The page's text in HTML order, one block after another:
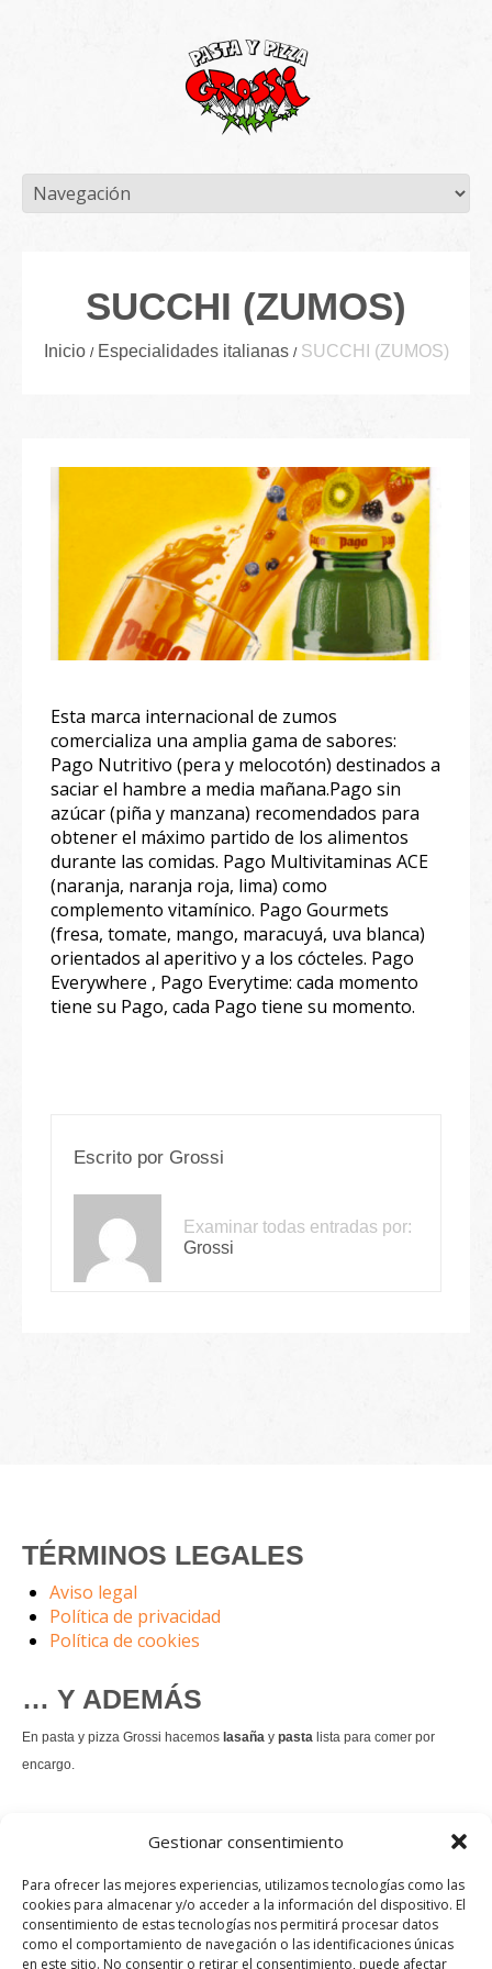
Gestionar consentimiento
Para ofrecer las mejores experiencias, utilizamos tecnologías como las
cookies para almacenar y/o acceder a la información del dispositivo. El
consentimiento de estas tecnologías nos permitirá procesar datos
como el comportamiento de navegación o las identificaciones únicas
en este sitio. No consentir o retirar el consentimiento, puede afectar
SUCCHI (ZUMOS)
Inicio Especialidades italianas SUCCHI (ZUMOS)
Esta marca internacional de zumos
comercializa una amplia gama de sabores:
Pago Nutritivo (pera y melocotón) destinados a
saciar el hambre a media mañana.Pago sin
azúcar (piña y manzana) recomendados para
obtener el máximo partido de los alimentos
durante las comidas. Pago Multivitaminas ACE
(naranja, naranja roja, lima) como
complemento vitamínico. Pago Gourmets
(fresa, tomate, mango, maracuyá, uva blanca)
orientados al aperitivo y a los cócteles. Pago
Everywhere , Pago Everytime: cada momento
tiene su Pago, cada Pago tiene su momento.
Escrito por Grossi
Examinar todas entradas por:
Grossi
TÉRMINOS LEGALES
Aviso legal
Política de privacidad
Política de cookies
… Y ADEMÁS
En pasta y pizza Grossi hacemos lasaña y pasta lista para comer por
encargo.
es un permanente.
Pedir comida Just eat